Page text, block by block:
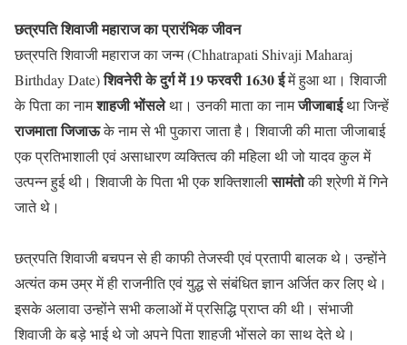
छत्रपति शिवाजी महाराज का प्रारंभिक जीवन
छत्रपति शिवाजी महाराज का जन्म (Chhatrapati Shivaji Maharaj
Birthday Date)शिवनेरी के दुर्ग में 19 फरवरी 1630 ईमें हुआ था। शिवाजी
के पिता का नामशाहजी भोंसलेथा। उनकी माता का नामजीजाबाईथा जिन्हें
राजमाता जिजाऊके नाम से भी पुकारा जाता है। शिवाजी की माता जीजाबाई
एक प्रतिभाशाली एवं असाधारण व्यक्तित्व की महिला थी जो यादव कुल में
उत्पन्न हुई थी। शिवाजी के पिता भी एक शक्तिशालीसामंतोकी श्रेणी में गिने
जाते थे।
छत्रपति शिवाजी बचपन से ही काफी तेजस्वी एवं प्रतापी बालक थे। उन्होंने
अत्यंत कम उम्र में ही राजनीति एवं युद्ध से संबंधित ज्ञान अर्जित कर लिए थे।
इसके अलावा उन्होंने सभी कलाओं में प्रसिद्धि प्राप्त की थी। संभाजी
शिवाजी के बड़े भाई थे जो अपने पिता शाहजी भोंसले का साथ देते थे।